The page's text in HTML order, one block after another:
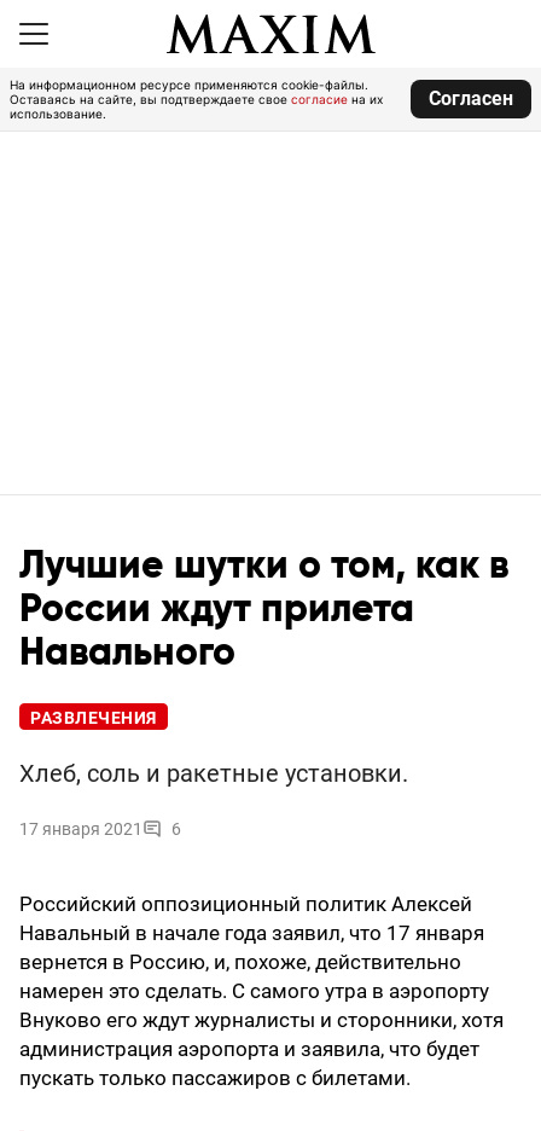
На информационном ресурсе применяются cookie-файлы.
Оставаясь на сайте, вы подтверждаете свое согласие на их
использование.
Согласен
Лучшие шутки о том, как в
России ждут прилета
Навального
РАЗВЛЕЧЕНИЯ
Хлеб, соль и ракетные установки.
17 января 2021 6
Российский оппозиционный политик Алексей
Навальный в начале года заявил, что 17 января
вернется в Россию, и, похоже, действительно
намерен это сделать. С самого утра в аэропорту
Внуково его ждут журналисты и сторонники, хотя
администрация аэропорта и заявила, что будет
пускать только пассажиров с билетами.